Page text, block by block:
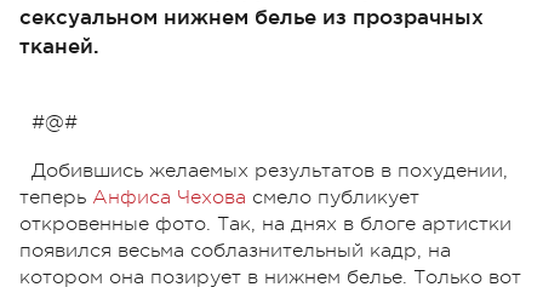
сексуальном нижнем белье из прозрачных
тканей.
#@#
Добившись желаемых результатов в похудении,
теперь Анфиса Чехова смело публикует
откровенные фото. Так, на днях в блоге артистки
появился весьма соблазнительный кадр, на
котором она позирует в нижнем белье. Только вот